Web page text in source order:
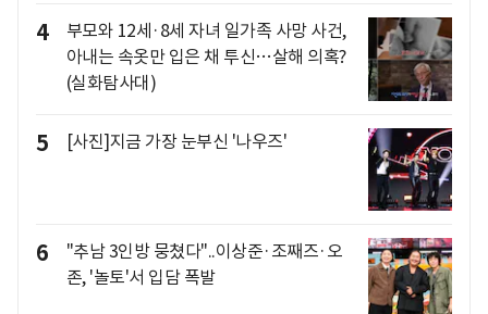
4
부모와 12세·8세 자녀 일가족 사망 사건,
아내는 속옷만 입은 채 투신…살해 의혹?
(실화탐사대)
5 [사진]지금 가장 눈부신 '나우즈'
6
"추남 3인방 뭉쳤다"..이상준·조째즈·오
존, '놀토'서 입담 폭발